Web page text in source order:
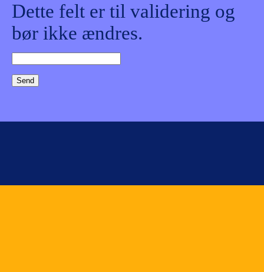
Dette felt er til validering og
bør ikke ændres.